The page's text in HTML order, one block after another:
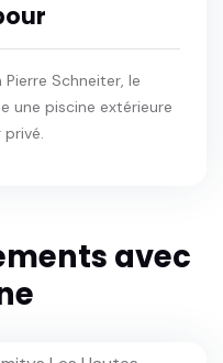
Pierre Schneiter, le
une piscine extérieure
avec